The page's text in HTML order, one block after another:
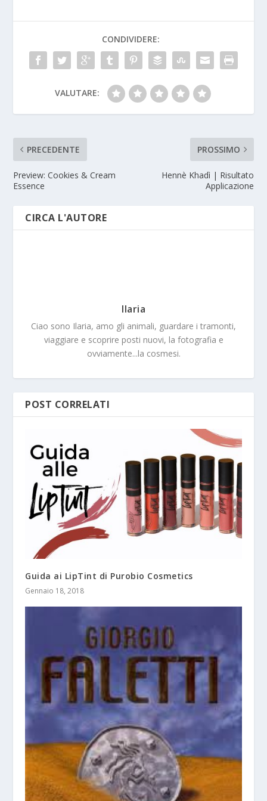
CONDIVIDERE:
VALUTARE:
PRECEDENTE
Preview: Cookies & Cream
Essence
PROSSIMO
Hennè Khadì | Risultato
Applicazione
CIRCA L'AUTORE
Ilaria
Ciao sono Ilaria, amo gli animali, guardare i tramonti,
viaggiare e scoprire posti nuovi, la fotografia e
ovviamente...la cosmesi.
POST CORRELATI
Guida ai LipTint di Purobio Cosmetics
Gennaio 18, 2018